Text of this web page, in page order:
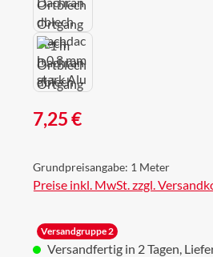
Regulärer Preis:
7,25 €
Grundpreisangabe: 1 Meter
Preise inkl. MwSt. zzgl.
Versandgruppe 2
Versandfertig in 2 Tagen,